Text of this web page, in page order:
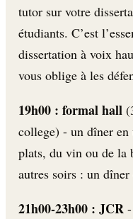
tutor sur votre
étudiants. C’est
dissertation à voix
vous oblige à les
19h00 : formal hall
college) - un dîner
plats, du vin ou de la
autres soirs : un
21h00-23h00 : JCR